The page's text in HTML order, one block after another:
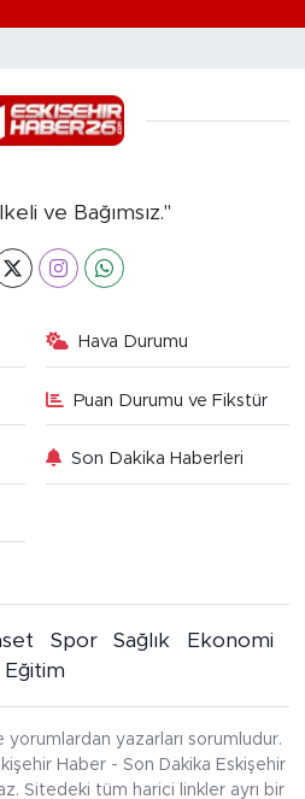
ve Bağımsız."
Hava Durumu
Puan Durumu ve Fikstür
Son Dakika Haberleri
Spor Sağlık
Ekonomi
Eğitim
yorumlardan yazarları sorumludur.
Haber - Son Dakika Eskişehir
Sitedeki tüm harici linkler ayrı bir